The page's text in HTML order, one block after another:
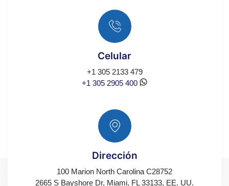
Celular
+1 305 2133 479
+1 305 2905 400
Dirección
100 Marion North Carolina C28752
2665 S Bayshore Dr, Miami, FL 33133, EE. UU.